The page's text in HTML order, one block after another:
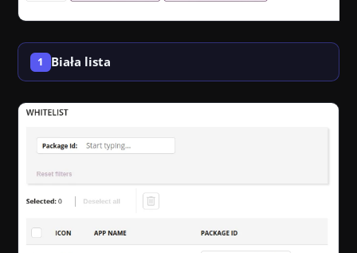
1 Biała lista